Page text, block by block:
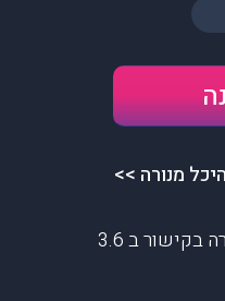
מנורה >>
ב 3.6